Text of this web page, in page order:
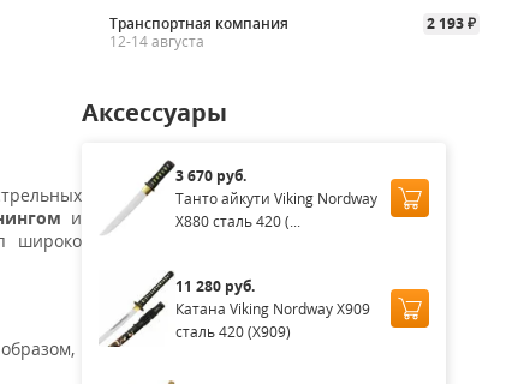
Транспортная компания
2 193 ₽
12-14 августа
и
широко
Аксессуары
3 670 руб.
Танто айкути Viking Nordway
X880 сталь 420 (...
11 280 руб.
Катана Viking Nordway X909
сталь 420 (X909)